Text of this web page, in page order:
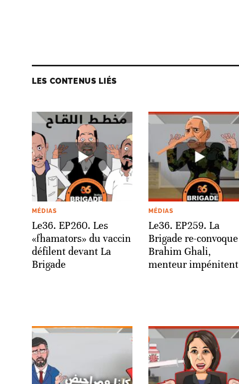
LES CONTENUS LIÉS
MÉDIAS
Le36. EP260. Les
«fhamators» du vaccin
défilent devant La
Brigade
MÉDIAS
Le36. EP259. La
Brigade re-convoque
Brahim Ghali,
menteur impénitent